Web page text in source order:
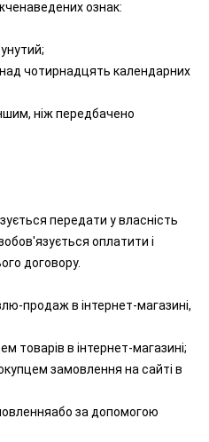
ознак:
чотирнадцять календарних
ніж передбачено
передати у власність
оплатити і
договору.
продаж в інтернет-магазині,
товарів в інтернет-магазині;
замовлення на сайті в
за допомогою